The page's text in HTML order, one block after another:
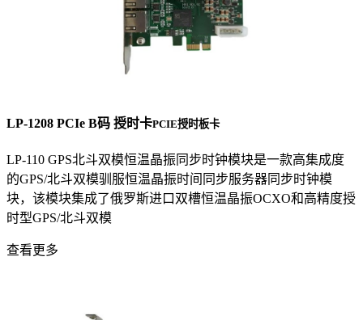
LP-1208 PCIe B码 授时卡PCIE授时板卡
LP-110 GPS北斗双模恒温晶振同步时钟模块是一款高集成度
的GPS/北斗双模驯服恒温晶振时间同步服务器同步时钟模
块，该模块集成了俄罗斯进口双槽恒温晶振OCXO和高精度授
时型GPS/北斗双模
查看更多